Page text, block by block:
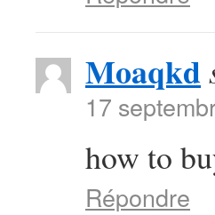
Moaqkd
17
how to
Répondre